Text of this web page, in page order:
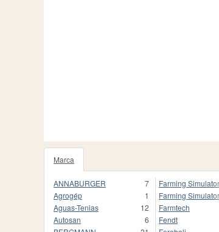
Marca
92
ANNABURGER
7
Agrogép
1
Aguas-Tenias
12
Autosan
6
Farming
Farming
Farmtech
Fendt